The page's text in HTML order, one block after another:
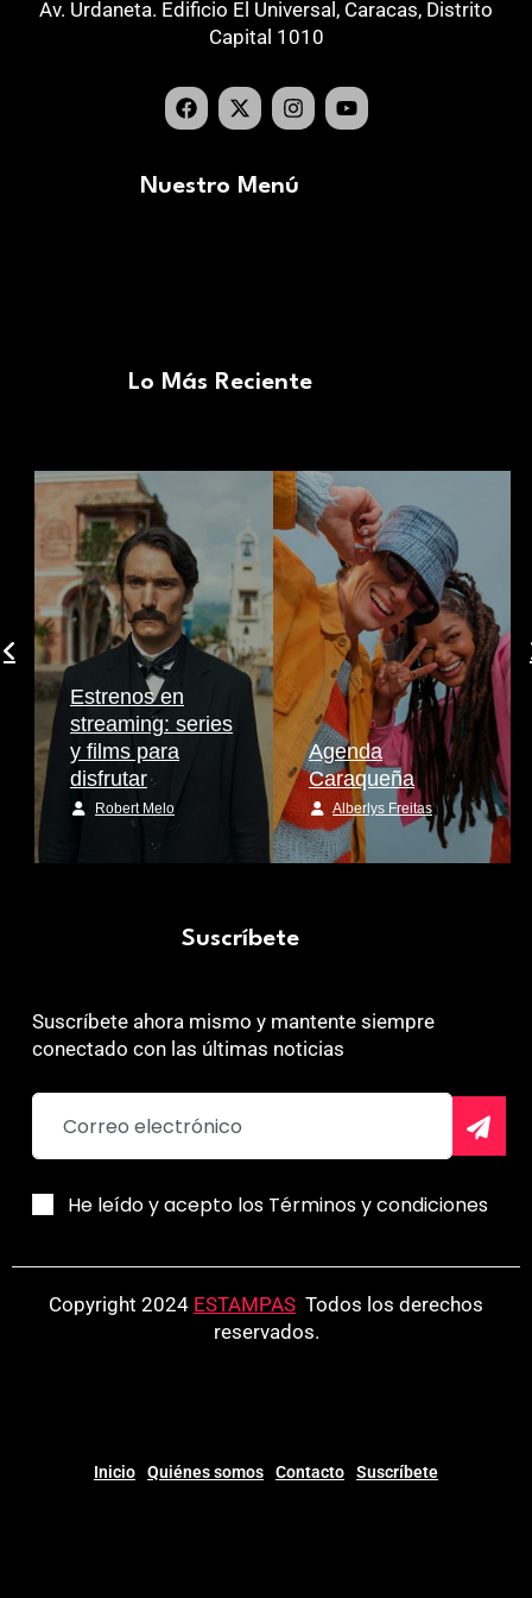
Av. Urdaneta. Edificio El Universal, Caracas, Distrito
Capital 1010
Nuestro Menú
Lo Más Reciente
Estrenos en
streaming: series
y films para
disfrutar
Robert Melo
Agenda
Caraqueña
Alberlys Freitas
Suscríbete
Suscríbete ahora mismo y mantente siempre
conectado con las últimas noticias
He leído y acepto los Términos y condiciones
Copyright 2024 ESTAMPAS Todos los derechos
reservados.
Inicio Quiénes somos Contacto Suscríbete